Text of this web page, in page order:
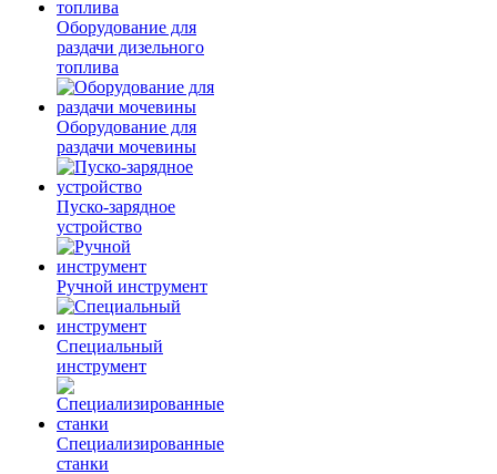
Оборудование для
раздачи дизельного
топлива
Оборудование для
раздачи мочевины
Пуско-зарядное
устройство
Ручной инструмент
Специальный
инструмент
Специализированные
станки